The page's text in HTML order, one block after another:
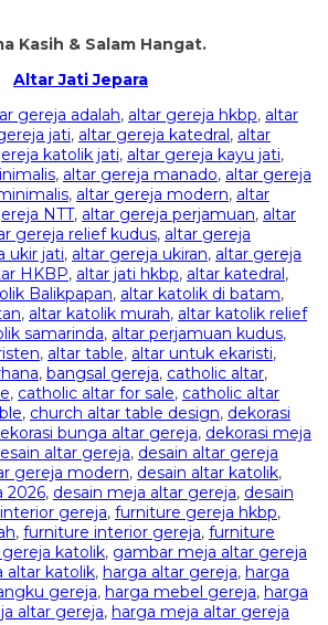
Kasih & Salam Hangat.
Altar Jati Jepara
gereja adalah, altar gereja hkbp, altar
jati, altar gereja katedral, altar
katolik jati, altar gereja kayu jati,
, altar gereja manado, altar gereja
, altar gereja modern, altar
NTT, altar gereja perjamuan, altar
gereja relief kudus, altar gereja
ukir jati, altar gereja ukiran, altar gereja
HKBP, altar jati hkbp, altar katedral,
Balikpapan, altar katolik di batam,
, altar katolik murah, altar katolik relief
samarinda, altar perjamuan kudus,
, altar table, altar untuk ekaristi,
, bangsal gereja, catholic altar,
, catholic altar for sale, catholic altar
, church altar table design, dekorasi
bunga altar gereja, dekorasi meja
altar gereja, desain altar gereja
gereja modern, desain altar katolik,
2026, desain meja altar gereja, desain
gereja, furniture gereja hkbp,
, furniture interior gereja, furniture
katolik, gambar meja altar gereja
altar katolik, harga altar gereja, harga
gereja, harga mebel gereja, harga
altar gereja, harga meja altar gereja